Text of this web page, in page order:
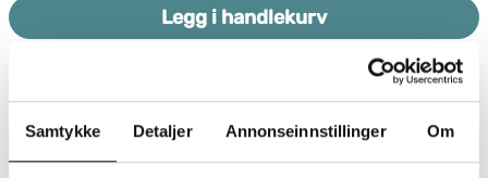
Samtykke Detaljer Annonseinnstillinger Om
Legg i handlekurv